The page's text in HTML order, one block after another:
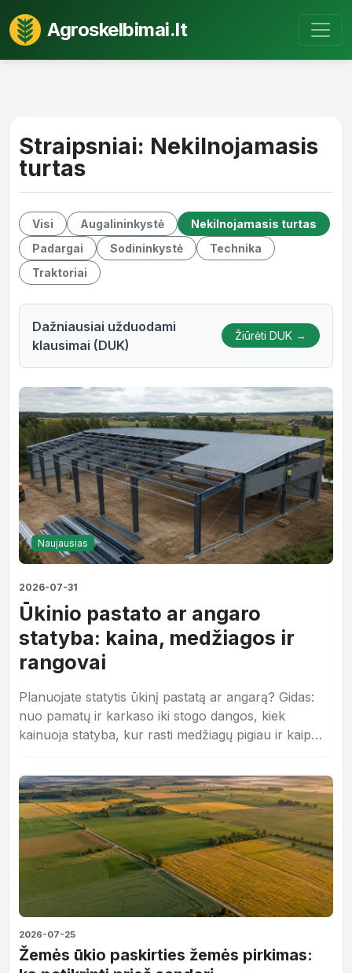
Agroskelbimai.lt
Straipsniai: Nekilnojamasis
turtas
Visi Augalininkystė
Nekilnojamasis turtas
Padargai
Sodininkystė
Technika
Traktoriai
Dažniausiai užduodami
klausimai (DUK)
Žiūrėti DUK →
Naujausias
2026-07-31
Ūkinio pastato ar angaro
statyba: kaina, medžiagos ir
rangovai
Planuojate statytis ūkinį pastatą ar angarą? Gidas:
nuo pamatų ir karkaso iki stogo dangos, kiek
kainuoja statyba, kur rasti medžiagų pigiau ir kaip
2026-07-25
Žemės ūkio paskirties žemės pirkimas: